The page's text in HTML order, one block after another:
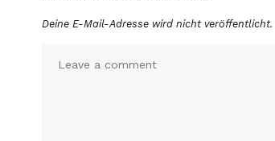
Deine E-Mail-Adresse wird nicht veröffentlicht.